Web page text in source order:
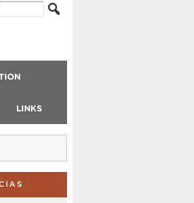
LINKS